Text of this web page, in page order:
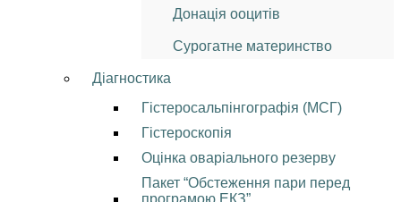
Донація ооцитів
Сурогатне материнство
Діагностика
Гістеросальпінгографія (МСГ)
Гістероскопія
Оцінка оваріального резерву
Пакет “Обстеження пари перед
програмою ЕКЗ”